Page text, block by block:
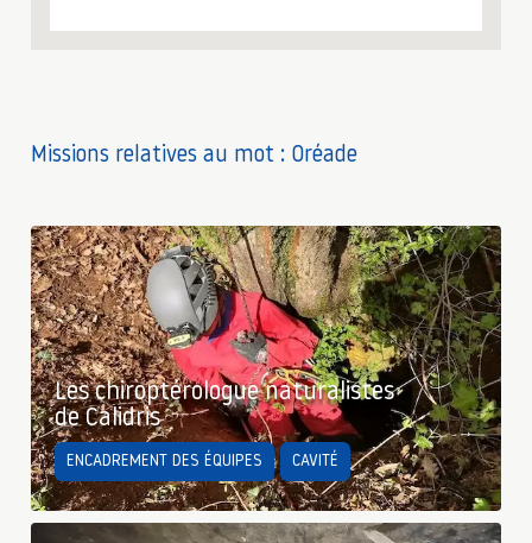
Missions relatives au mot : Oréade
Les chiroptérologue naturalistes
de Calidris
ENCADREMENT DES ÉQUIPES CAVITÉ